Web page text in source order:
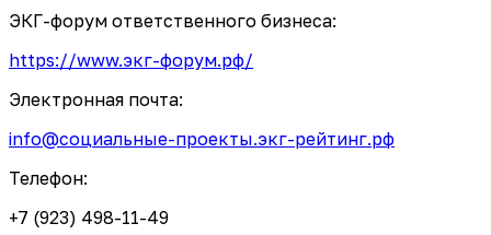
ЭКГ-форум ответственного бизнеса:
https://www.экг-форум.рф/
Электронная почта:
info@социальные-проекты.экг-рейтинг.рф
Телефон:
+7 (923) 498-11-49